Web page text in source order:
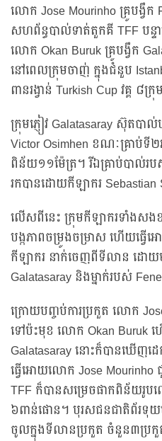
លោក Jose Mourinho គ្រូបង្វឹក
សហព័ន្ធបាល់ទាត់តួកគី TFF បន្
លោក Okan Buruk គ្រូបង្វឹក
នៅពេលក្រុមចាញ់ ក្នុងជំនួប
ពានរង្វាន់ Turkish Cup វគ្គ ៨
ក្រុមភ្ញៀវ Galatasaray ស៊ុតប
Victor Osimhen ខណៈគ្រាប់ទី
ពិន័យ១១ម៉ែត្រ។ រីឯគ្រាប់បាល់រប
រកបានដោយកីឡាករ Sebastian
លើសពីនេះ ក្រុមកីឡាករទាំងសង
បង្កភាពចម្រូងចម្រាស ហើយធ្វើ
កីឡាករ នាក់ចេញពីទីលាន ដោយ
Galatasaray និងម្នាក់របស់
ក្រោយបញ្ចប់ការប្រកួត លោក
ទៅប៉ះមុខ លោក Okan Buruk
Galatasaray នោះក៏បានឃើ
ធ្វើអោយលោក Jose Mourinho
TFF ក៏បានសម្រេចផាកពិន័យរូប
៦ពាន់ផោន។ បុរសជនជាតិព័រទុ
ចូលក្នុងទីលានប្រកួត ចំនួន៣ប្រកួ